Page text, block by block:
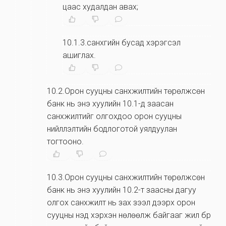
цаас худалдан авах;
10.1.3.санхүүгийн бусад хэрэгсэл
ашиглах.
10.2.Орон сууцны санхүүжилтийн төрөлжсөн
банк нь энэ хуулийн 10.1-д заасан
санхүүжилтийг олгохдоо орон сууцны
нийлүүлэлтийн бодлоготой уялдуулан
тогтооно.
10.3.Орон сууцны санхүүжилтийн төрөлжсөн
банк нь энэ хуулийн 10.2-т заасны дагуу
олгох санхүүжилт нь зах зээл дээрх орон
сууцны үнэд хэрхэн нөлөөлж байгааг жил бүр